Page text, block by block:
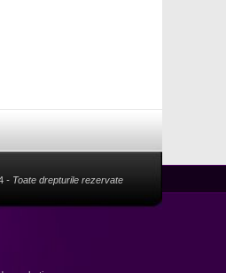
- Toate drepturile rezervate